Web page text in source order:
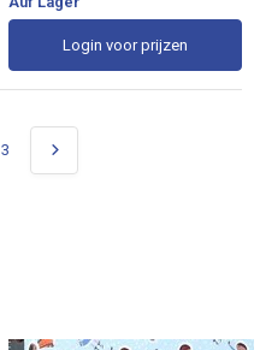
Login voor prijzen
3